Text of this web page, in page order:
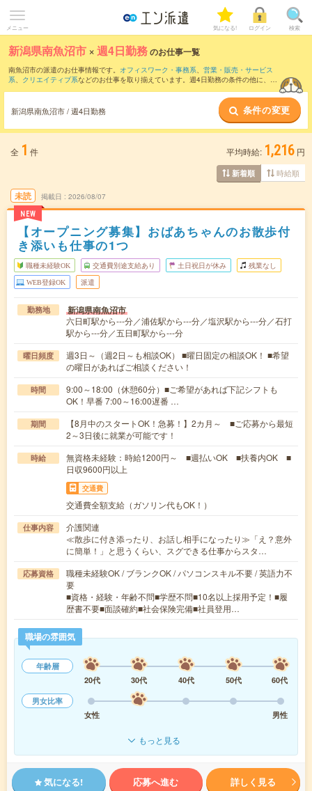
メニュー 気になる! ログイン 検索
新潟県南魚沼市 ×週4日勤務のお仕事一覧
南魚沼市の派遣のお仕事情報です。 オフィスワーク・事務系、 営業・販売・サービス
系、 クリエイティブ系などのお仕事を取り揃えています。週4日勤務の条件の他に、 交
新潟県南魚沼市 / 週4日勤務 条件の変更
全 1 件 平均時給: 1,216 円
新着順 時給順
未読
NEW
掲載日 2026/08/07
【オープニング募集】おばあちゃんのお散歩付
き添いも仕事の1つ
職種未経験OK 交通費別途支給あり 土日祝日が休み 残業なし
WEB登録OK 派遣
勤務地 新潟県南魚沼市
六日町駅から---分／浦佐駅から---分／塩沢駅から---分／石打
駅から---分／五日町駅から---分
曜日頻度
週3日～（週2日～も相談OK） ■曜日固定の相談OK！ ■希望
の曜日があればご相談ください！
時間
9:00～18:00（休憩60分）■ご希望があれば下記シフトも
OK！早番 7:00～16:00遅番 …
期間
【8月中のスタートOK！急募！】2カ月～ ■ご応募から最短
2～3日後に就業が可能です！
時給
無資格未経験：時給1200円～ ■週払いOK ■扶養内OK ■
日収9600円以上
交通費
交通費全額支給（ガソリン代もOK！）
仕事内容
介護関連
≪散歩に付き添ったり、お話し相手になったり≫「え？意外
に簡単！」と思うくらい、スグできる仕事からスタ…
応募資格
職種未経験OK / ブランクOK / パソコンスキル不要 / 英語力不
要
■資格・経験・年齢不問■学歴不問■10名以上採用予定！■履
歴書不要■面談確約■社会保険完備■社員登用…
職場の雰囲気
年齢層
20代
30代 40代 50代
60代
男女比率
女性
男性
もっと見る
気になる! 応募へ進む 詳しく見る